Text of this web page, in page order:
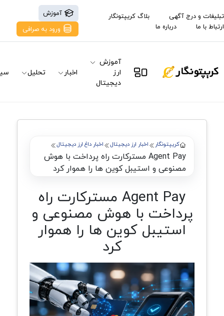
تبلیغات و درج آگهی
بلاگ کریپتونگار
ارتباط با ما
درباره ما
آموزش
ورود به صرافی
آموزش
ارز
دیجیتال
اخبار تحلیل
کریپتونگار اخبار ارز دیجیتال اخبار داغ ارز دیجیتال
Agent Pay مسترکارت راه پرداخت با هوش
مصنوعی و استیبل کوین ها را هموار کرد
Agent Pay مسترکارت راه
پرداخت با هوش مصنوعی و
استیبل کوین ها را هموار
کرد